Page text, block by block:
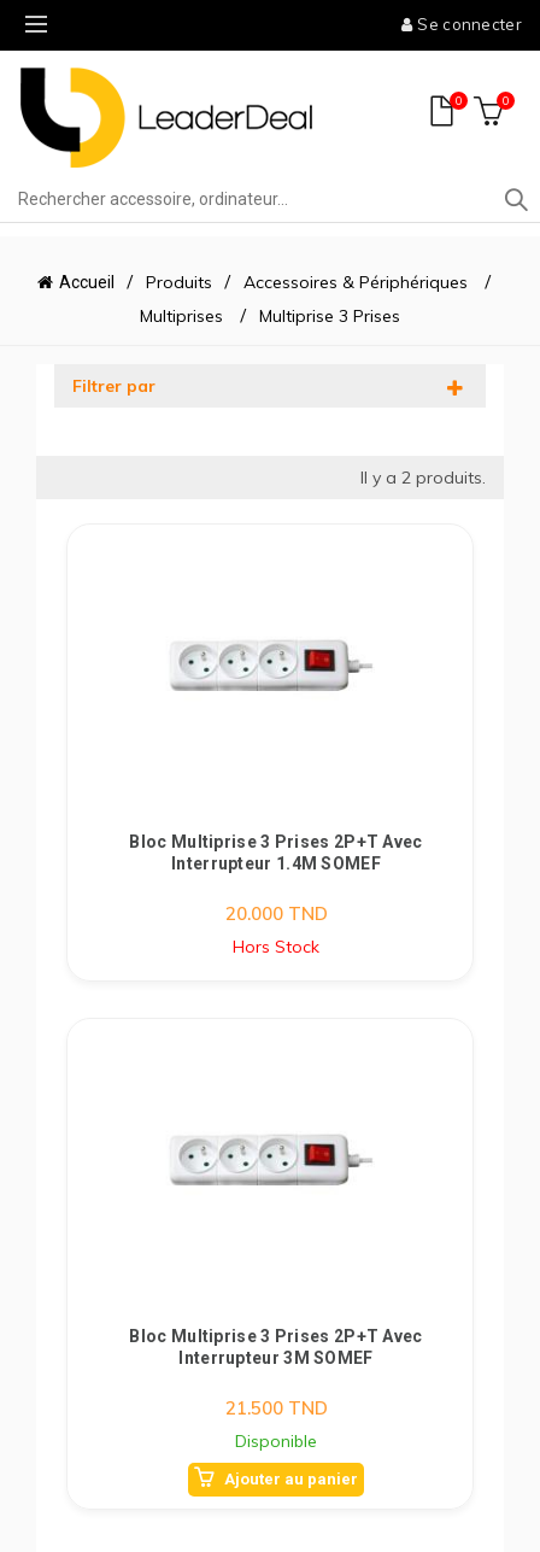
Se connecter
0 0
Accueil Produits
Accessoires & Périphériques
Multiprises
Multiprise 3 Prises
Filtrer par
Il y a 2 produits.
Bloc Multiprise 3 Prises 2P+T Avec
Interrupteur 1.4M SOMEF
20.000TND
Hors Stock
Bloc Multiprise 3 Prises 2P+T Avec
Interrupteur 3M SOMEF
21.500TND
Disponible
Ajouter au panier